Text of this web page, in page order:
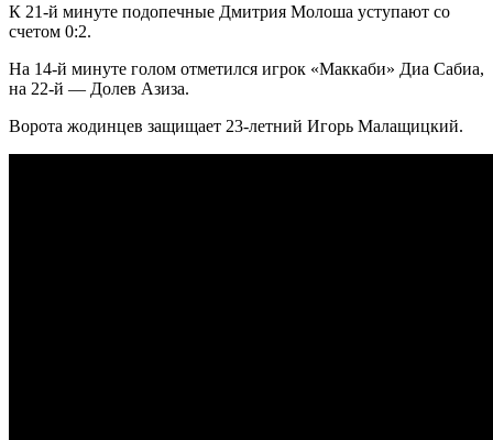
К 21-й минуте подопечные Дмитрия Молоша уступают со
счетом 0:2.
На 14-й минуте голом отметился игрок «Маккаби» Диа Сабиа,
на 22-й — Долев Азиза.
Ворота жодинцев защищает 23-летний Игорь Малащицкий.